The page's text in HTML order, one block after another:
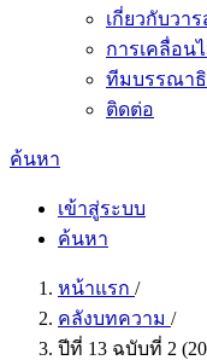
เกี่ยวกับวาร
การเคลื่อน
ทีมบรรณาธิ
ติดต่อ
ค้นหา
เข้าสู่ระบบ
ค้นหา
หน้าแรก /
คลังบทความ /
ปีที่ 13 ฉบับที่ 2